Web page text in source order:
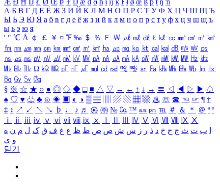
Æ Ð Ħ Ĳ Ł Ø Œ Þ Ŧ Ŋ æ đ ð ħ ı ĳ ĸ ŀ ł ø œ ß þ ŧ ŋ ŉ
А Б В Г Д Е Ё Ж З И Й К Л М Н О П Р С Т У Ф Х Ц Ч Ш Щ Ъ
Ы Ь Э Ю Я а б в г д е ё ж з и й к л м н о п р с т у ф х ц ч ш щ ъ
ы ь э ю я
′ ″ ℃ Å ￠ ￡ ￥ ¤ ℉ ‰ ＄ ％ Ｆ ￦ ㎕ ㎖ ㎗ ℓ ㎘ ㏄ ㎣ ㎤ ㎥ ㎦
㎙ ㎚ ㎛ ㎜ ㎝ ㎞ ㎟ ㎠ ㎡ ㎢ ㏊ ㎍ ㎎ ㎏ ㏏ ㎈ ㎉ ㏈ ㎧ ㎨ ㎰
㎱ ㎲ ㎳ ㎴ ㎵ ㎶ ㎷ ㎸ ㎹ ㎀ ㎁ ㎂ ㎃ ㎄ ㎺ ㎻ ㎽ ㎾ ㎿ ㎐ ㎑
㎒ ㎓ ㎔ Ω ㏀ ㏁ ㎊ ㎋ ㎌ ㏖ ㏅ ㎭ ㎮ ㎯ ㏛ ㎩ ㎪ ㎫ ㎬ ㏝ ㏐
㏓
㏃ ㏉ ㏜ ㏆
§ ※ ☆ ★ ○ ● ◎ ◇ ◆ □ ■ △ ▽ → ← ↑ ↓ ↔ 〓 ◁ ◀ ▷ ▶ ♤
♠ ♡ ♥ ♧ ♣ ⊙ ◈ ▣ ◐ ◑ ▒ ▤ ▨ ▧ ▦ ▩ ♨ ☏ ☎ ☜ ☞ ¶ †
‡ ↕ ↗ ↙ ↖ ↘ ♭ ♩ ♪ ♬ ㉿ ㈜ № ㏇ ™ ㏂ ㏘ ℡ ＃ ＆ ＊ ＠ ª º
ⅰ
ⅱ ⅲ ⅳ ⅴ ⅵ ⅶ ⅷ ⅸ ⅹ Ⅳ Ⅴ Ⅵ Ⅶ Ⅷ Ⅸ Ⅹ
ب ت ث ج ح خ د ذ ر ز س ش ص ض ط ظ ع غ ف ق ک ل م ن ه
و ی
닫기